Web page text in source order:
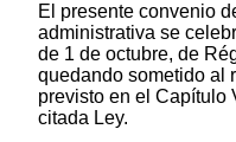
El presente convenio
administrativa se
de 1 de octubre, de
quedando sometido al
previsto en el Capítulo
citada Ley.